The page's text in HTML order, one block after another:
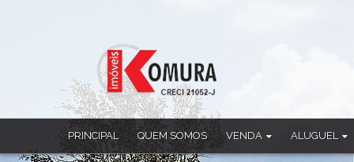
PRINCIPAL QUEM SOMOS VENDA ALUGUEL